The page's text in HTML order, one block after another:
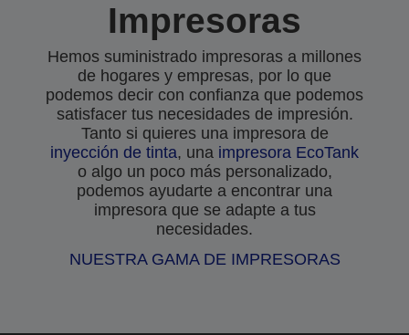
Impresoras
Hemos suministrado impresoras a millones
de hogares y empresas, por lo que
podemos decir con confianza que podemos
satisfacer tus necesidades de impresión.
Tanto si quieres una impresora de
inyección de tinta, una impresora EcoTank
o algo un poco más personalizado,
podemos ayudarte a encontrar una
impresora que se adapte a tus
necesidades.
NUESTRA GAMA DE IMPRESORAS